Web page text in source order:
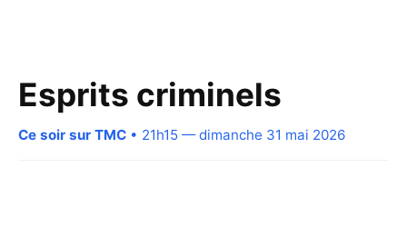
Esprits criminels
Ce soir sur TMC • 21h15 — dimanche 31 mai 2026